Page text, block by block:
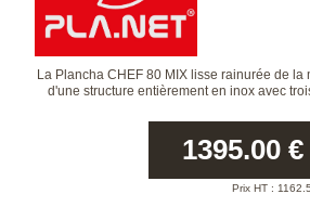
La Plancha CHEF 80 MIX lisse rainurée de la
d'une structure entièrement en inox avec
1395.00 €
Prix HT :